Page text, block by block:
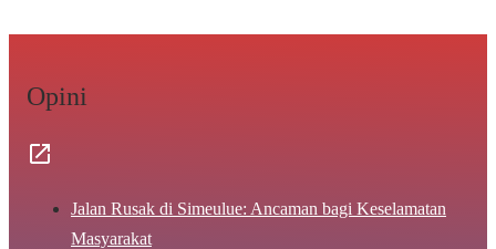
Opini
Jalan Rusak di Simeulue: Ancaman bagi Keselamatan
Masyarakat